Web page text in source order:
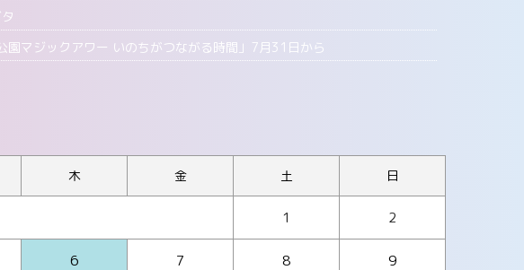
園マジックアワー いのちがつながる時間」7月31日から
木 金 土 日
1 2
6 7 8 9